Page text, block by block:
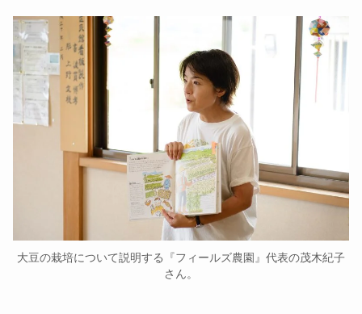
大豆の栽培について説明する『フィールズ農園』代表の茂木紀子
さん。